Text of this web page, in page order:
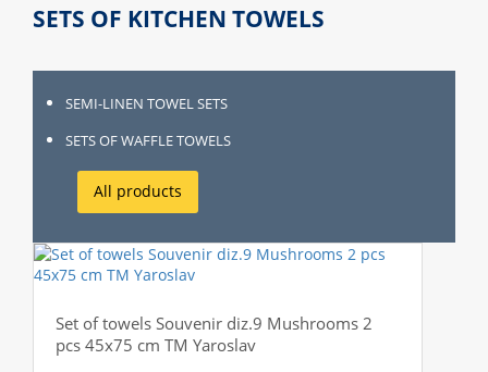
SETS OF KITCHEN TOWELS
SEMI-LINEN TOWEL SETS
SETS OF WAFFLE TOWELS
All products
Set of towels Souvenir diz.9 Mushrooms 2
pcs 45x75 cm TM Yaroslav